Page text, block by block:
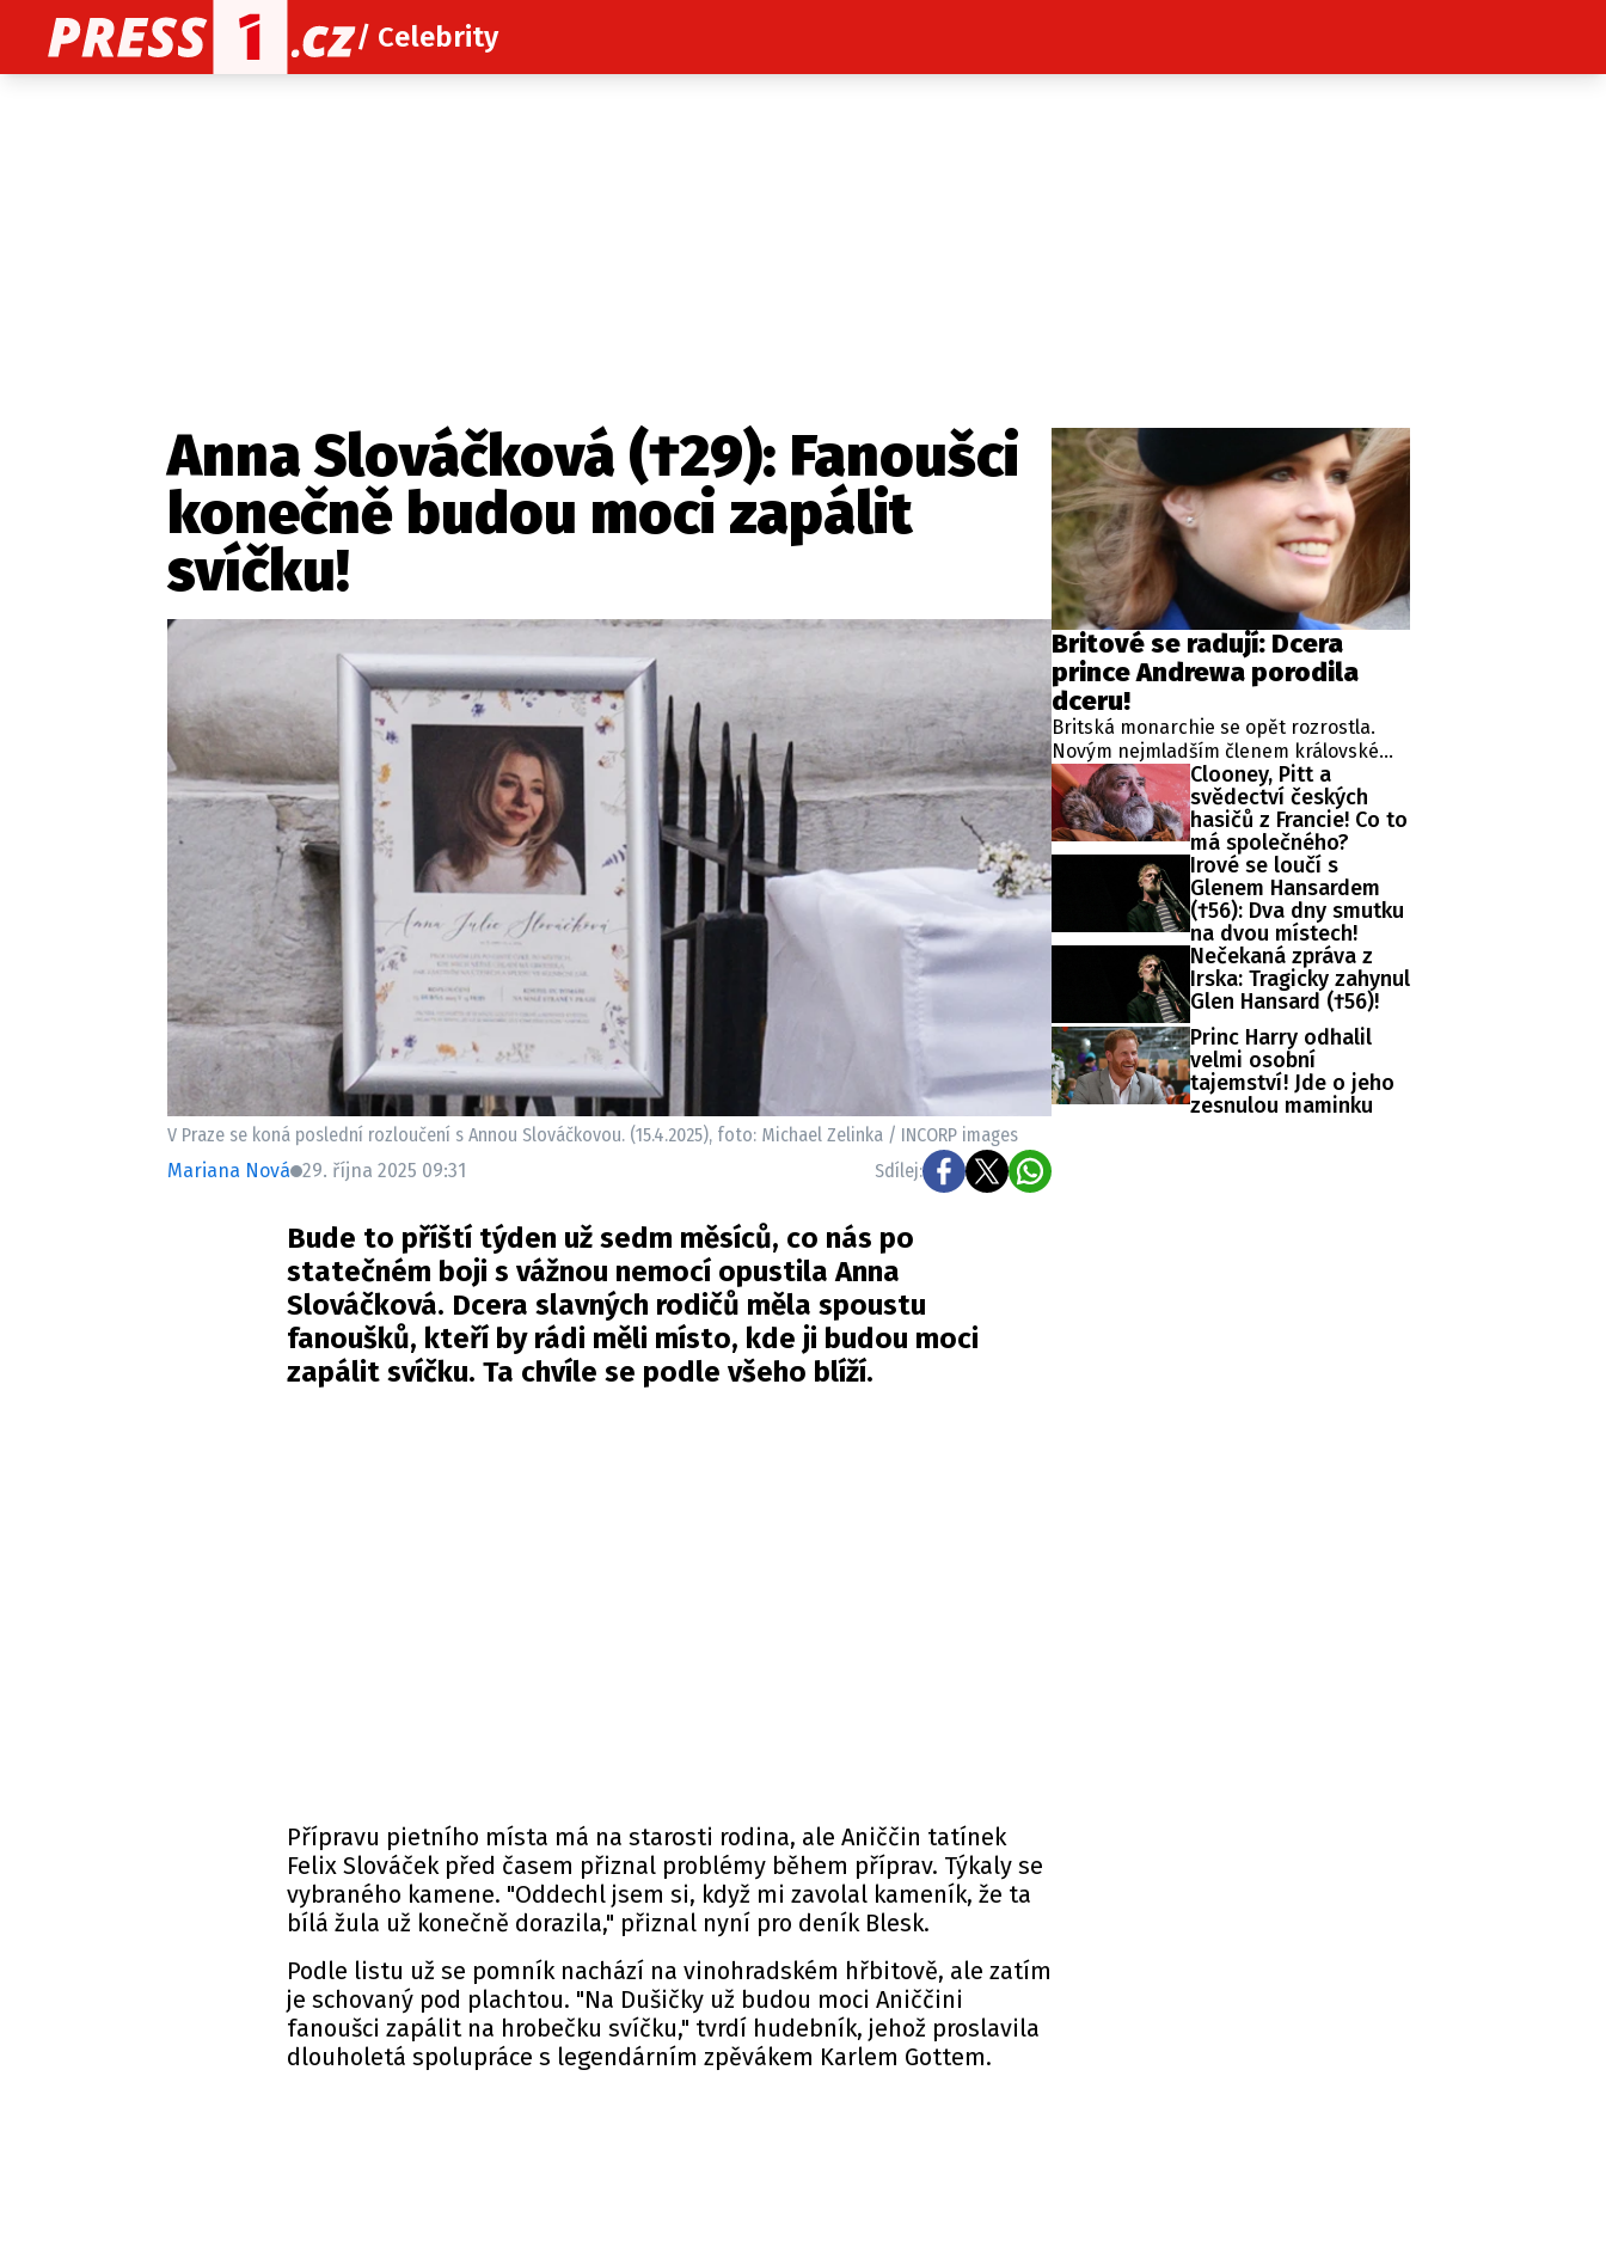
/ Celebrity
Nejlepší z vás odměníme
Anna Slováčková (†29): Fanoušci
konečně budou moci zapálit
svíčku!
V Praze se koná poslední rozloučení s Annou Slováčkovou. (15.4.2025), foto: Michael Zelinka / INCORP images
Mariana Nová 29. října 2025 09:31 Sdílej:
Bude to příští týden už sedm měsíců, co nás po
statečném boji s vážnou nemocí opustila Anna
Slováčková. Dcera slavných rodičů měla spoustu
fanoušků, kteří by rádi měli místo, kde ji budou moci
zapálit svíčku. Ta chvíle se podle všeho blíží.
Přípravu pietního místa má na starosti rodina, ale Aniččin tatínek
Felix Slováček před časem přiznal problémy během příprav. Týkaly se
vybraného kamene. "Oddechl jsem si, když mi zavolal kameník, že ta
bílá žula už konečně dorazila," přiznal nyní pro deníkBlesk.
Podle listu už se pomník nachází na vinohradském hřbitově, ale zatím
je schovaný pod plachtou. "Na Dušičky už budou moci Aniččini
fanoušci zapálit na hrobečku svíčku," tvrdí hudebník, jehož proslavila
dlouholetá spolupráce s legendárním zpěvákem Karlem Gottem.
Britové se radují: Dcera
prince Andrewa porodila
dceru!
Britská monarchie se opět rozrostla.
Novým nejmladším členem královské
rodiny, v jejímž čele stojí král Karel III., je
novorozená dcera princezny Eugenie,
jedné z dcer kontroverzního prince
Andrewa.
Clooney, Pitt a
svědectví českých
hasičů z Francie! Co to
má společného?
Irové se loučí s
Glenem Hansardem
(†56): Dva dny smutku
na dvou místech!
Nečekaná zpráva z
Irska: Tragicky zahynul
Glen Hansard (†56)!
Princ Harry odhalil
velmi osobní
tajemství! Jde o jeho
zesnulou maminku